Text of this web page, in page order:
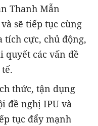
Thanh Mẫn
sẽ tiếp tục cùng
tích cực, chủ động,
quyết các vấn đề
thức, tận dụng
đề nghị IPU và
tục đẩy mạnh